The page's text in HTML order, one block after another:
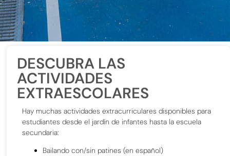
DESCUBRA LAS
ACTIVIDADES
EXTRAESCOLARES
Hay muchas actividades extracurriculares disponibles para
estudiantes desde el jardín de infantes hasta la escuela
secundaria:
Bailando con/sin patines (en español)